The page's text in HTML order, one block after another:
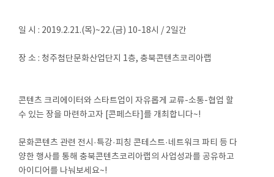
일 시 : 2019.2.21.(목)~22.(금) 10-18시 / 2일간
장 소 : 청주첨단문화산업단지 1층, 충북콘텐츠코리아랩
콘텐츠 크리에이터와 스타트업이 자유롭게 교류-소통-협업 할
수 있는 장을 마련하고자 [콘페스타]를 개최합니다~!
문화콘텐츠 관련 전시·특강·피칭 콘테스트·네트워크 파티 등 다
양한 행사를 통해 충북콘텐츠코리아랩의 사업성과를 공유하고
아이디어를 나눠보세요~!